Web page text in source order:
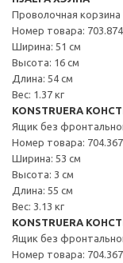
Проволочная корзина
Номер товара:
Ширина: 51 см
Высота: 16 см
Длина: 54 см
Вес: 1.37 кг
KONSTRUERA
Ящик без
Номер товара:
Ширина: 53 см
Высота: 3 см
Длина: 55 см
Вес: 3.13 кг
KONSTRUERA
Ящик без
Номер товара: